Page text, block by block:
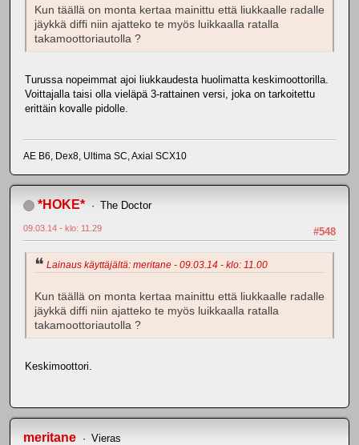
Kun täällä on monta kertaa mainittu että liukkaalle radalle
jäykkä diffi niin ajatteko te myös luikkaalla ratalla
takamoottoriautolla ?
Turussa nopeimmat ajoi liukkaudesta huolimatta keskimoottorilla.
Voittajalla taisi olla vieläpä 3-rattainen versi, joka on tarkoitettu
erittäin kovalle pidolle.
AE B6, Dex8, Ultima SC, Axial SCX10
*HOKE* The Doctor
#548
09.03.14 - klo: 11.29
Lainaus käyttäjältä: meritane - 09.03.14 - klo: 11.00
Kun täällä on monta kertaa mainittu että liukkaalle radalle
jäykkä diffi niin ajatteko te myös luikkaalla ratalla
takamoottoriautolla ?
Keskimoottori.
meritane Vieras